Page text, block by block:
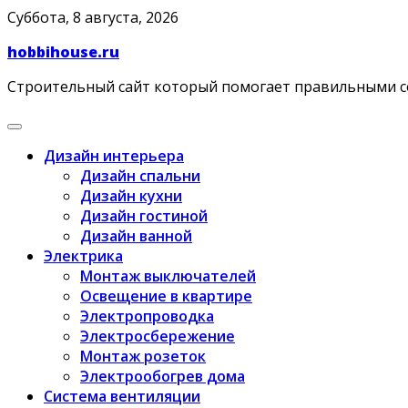
Skip
content
Суббота, 8 августа, 2026
hobbihouse.ru
Строительный сайт который помогает правильными
Дизайн интерьера
Дизайн спальни
Дизайн кухни
Дизайн гостиной
Дизайн ванной
Электрика
Монтаж выключателей
Освещение в квартире
Электропроводка
Электросбережение
Монтаж розеток
Электрообогрев дома
Система вентиляции